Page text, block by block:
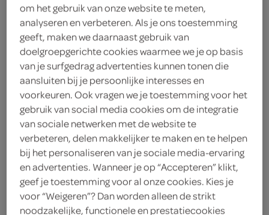
ingrediënten
poedersuiker
2 eetlepels amandelschaafsel
1 eetlepel zachte roomboter
1 losgelopt ei
1 ei
om het gebruik van onze website te meten,
analyseren en verbeteren. Als je ons toestemming
geeft, maken we daarnaast gebruik van
doelgroepgerichte cookies waarmee we je op basis
van je surfgedrag advertenties kunnen tonen die
aansluiten bij je persoonlijke interesses en
voorkeuren. Ook vragen we je toestemming voor het
gebruik van social media cookies om de integratie
van sociale netwerken met de website te
verbeteren, delen makkelijker te maken en te helpen
bij het personaliseren van je sociale media-ervaring
en advertenties. Wanneer je op “Accepteren” klikt,
geef je toestemming voor al onze cookies. Kies je
voor “Weigeren”? Dan worden alleen de strikt
noodzakelijke, functionele en prestatiecookies